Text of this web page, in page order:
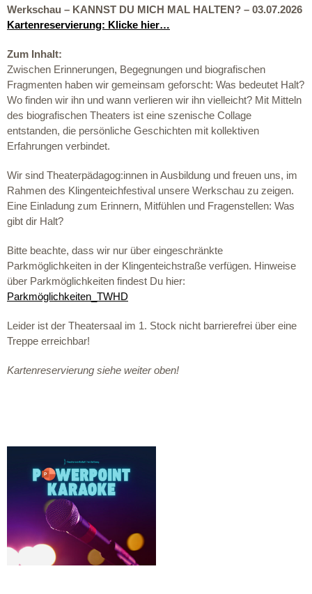
Werkschau – KANNST DU MICH MAL HALTEN? – 03.07.2026
Kartenreservierung: Klicke hier…
Zum Inhalt:
Zwischen Erinnerungen, Begegnungen und biografischen
Fragmenten haben wir gemeinsam geforscht: Was bedeutet Halt?
Wo finden wir ihn und wann verlieren wir ihn vielleicht? Mit Mitteln
des biografischen Theaters ist eine szenische Collage
entstanden, die persönliche Geschichten mit kollektiven
Erfahrungen verbindet.
Wir sind Theaterpädagog:innen in Ausbildung und freuen uns, im
Rahmen des Klingenteichfestival unsere Werkschau zu zeigen.
Eine Einladung zum Erinnern, Mitfühlen und Fragenstellen: Was
gibt dir Halt?
Bitte beachte, dass wir nur über eingeschränkte
Parkmöglichkeiten in der Klingenteichstraße verfügen. Hinweise
über Parkmöglichkeiten findest Du hier:
Parkmöglichkeiten_TWHD
Leider ist der Theatersaal im 1. Stock nicht barrierefrei über eine
Treppe erreichbar!
Kartenreservierung siehe weiter oben!